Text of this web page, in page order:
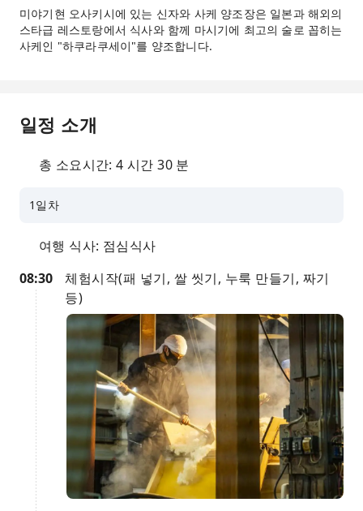
미야기현 오사키시에 있는 신자와 사케 양조장은 일본과 해외의
스타급 레스토랑에서 식사와 함께 마시기에 최고의 술로 꼽히는
사케인 "하쿠라쿠세이"를 양조합니다.
일정 소개
총 소요시간: 4 시간 30 분
1일차
여행 식사: 점심식사
08:30
체험시작(패 넣기, 쌀 씻기, 누룩 만들기, 짜기
등)